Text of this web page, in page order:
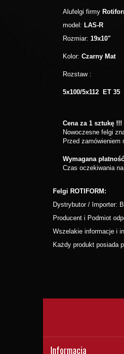
Alufelgi firmy
model: LAS-R
Rozmiar: 19x10"
Kolor: Czarny Mat
Rozstaw :
5x100/5x112 ET 35
Cena za 1 sztukę !!!
Nowoczesne felgi
Przed
Wymagana
Czas oczekiwania
Felgi ROTIFORM:
Dystrybutor / Importer:
Producent i Podmiot
Wszelakie informacje i
Każdy produkt posiada
Informacja